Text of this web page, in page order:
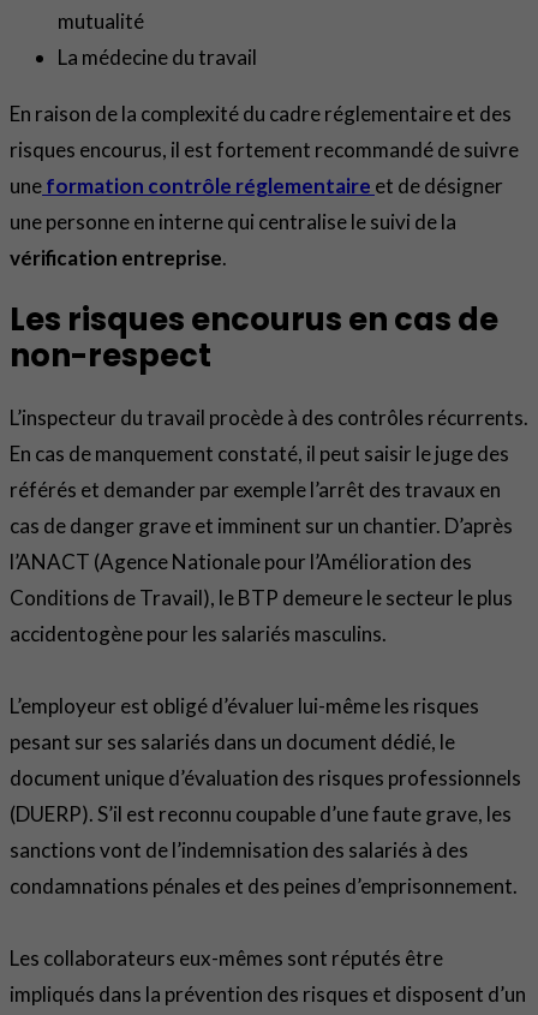
mutualité
La médecine du travail
En raison de la complexité du cadre réglementaire et des
risques encourus, il est fortement recommandé de suivre
uneformation contrôle réglementaire et de désigner
une personne en interne qui centralise le suivi de la
vérification entreprise.
Les risques encourus en cas de
non-respect
L’inspecteur du travail procède à des contrôles récurrents.
En cas de manquement constaté, il peut saisir le juge des
référés et demander par exemple l’arrêt des travaux en
cas de danger grave et imminent sur un chantier. D’après
l’ANACT (Agence Nationale pour l’Amélioration des
Conditions de Travail), le BTP demeure le secteur le plus
accidentogène pour les salariés masculins.
L’employeur est obligé d’évaluer lui-même les risques
pesant sur ses salariés dans un document dédié, le
document unique d’évaluation des risques professionnels
(DUERP). S’il est reconnu coupable d’une faute grave, les
sanctions vont de l’indemnisation des salariés à des
condamnations pénales et des peines d’emprisonnement.
Les collaborateurs eux-mêmes sont réputés être
impliqués dans la prévention des risques et disposent d’un